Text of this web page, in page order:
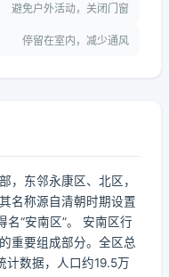
避免户外活动，关闭门窗
停留在室内，减少通风
，东邻永康区、北区，
名称源自清朝时期设置
名“安南区”。 安南区行
重要组成部分。全区总
计数据，人口约19.5万